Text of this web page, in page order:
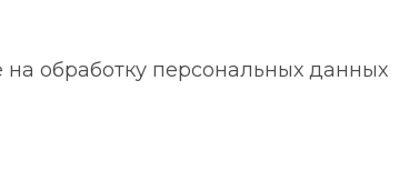
обработку персональных данных